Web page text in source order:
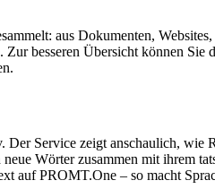
aus Dokumenten,
besseren Übersicht können
Service zeigt anschaulich,
Wörter zusammen mit ihrem
auf PROMT.One – so macht